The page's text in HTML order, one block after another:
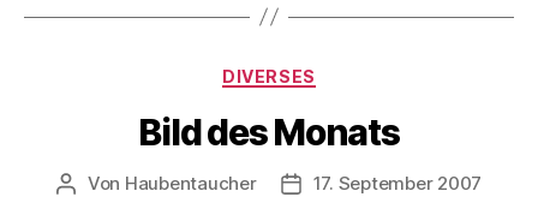
Kategorien
DIVERSES
Bild des Monats
Beitragsautor
Von Haubentaucher Veröffentlichungsdatum
17. September 2007